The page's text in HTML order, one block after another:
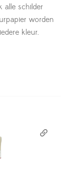
alle schilder
worden
kleur.